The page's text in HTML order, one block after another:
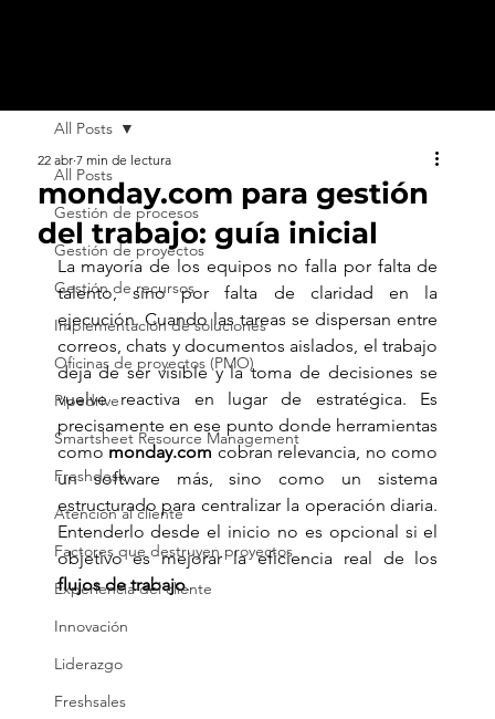
All Posts
Gestión de procesos
Gestión de proyectos
Gestión de recursos
Implementación de soluciones
Oficinas de proyectos (PMO)
Pipedrive
Smartsheet Resource Management
Freshdesk
Atención al cliente
Factores que destruyen proyectos
Experiencia del cliente
Innovación
Liderazgo
Freshsales
All Posts
monday.com para gestión
del trabajo: guía inicial
22 abr 7 min de lectura
La mayoría de los equipos no falla por falta de
talento, sino por falta de claridad en la
ejecución. Cuando las tareas se dispersan entre
correos, chats y documentos aislados, el trabajo
deja de ser visible y la toma de decisiones se
vuelve reactiva en lugar de estratégica. Es
precisamente en ese punto donde herramientas
como monday.com cobran relevancia, no como
un software más, sino como un sistema
estructurado para centralizar la operación diaria.
Entenderlo desde el inicio no es opcional si el
flujos de trabajo.